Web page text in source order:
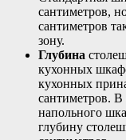
сантиметров,
сантиметров
зону.
Глубина
кухонных
кухонных
сантиметров.
напольного
глубину